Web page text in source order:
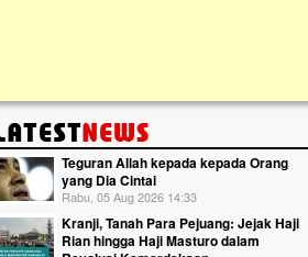
Teguran Allah kepada kepada Orang
yang Dia Cintai
Rabu, 05 Aug 2026 14:33
Kranji, Tanah Para Pejuang: Jejak Haji
Rian hingga Haji Masturo dalam